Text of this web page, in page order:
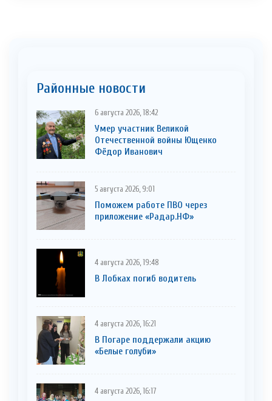
Районные новости
6 августа 2026, 18:42
Умер участник Великой
Отечественной войны Ющенко
Фёдор Иванович
5 августа 2026, 9:01
Поможем работе ПВО через
приложение «Радар.НФ»
4 августа 2026, 19:48
В Лобках погиб водитель
4 августа 2026, 16:21
В Погаре поддержали акцию
«Белые голуби»
4 августа 2026, 16:17